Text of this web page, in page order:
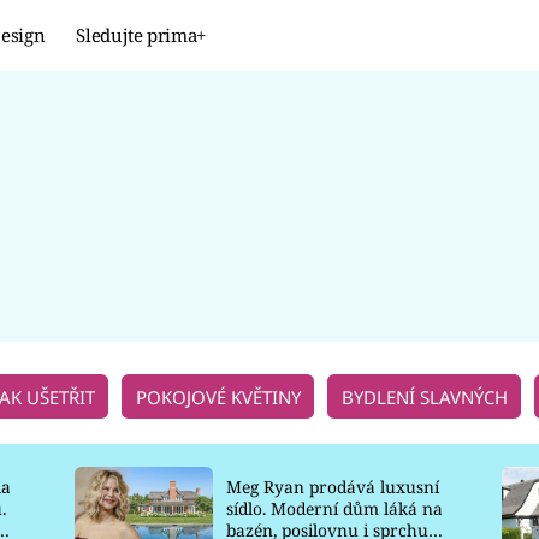
Sledujte prima+
UŠETŘIT POKOJOVÉ KVĚTINY BYDLENÍ SLAVNÝCH
Meg Ryan prodává luxusní
sídlo. Moderní dům láká na
bazén, posilovnu i sprchu